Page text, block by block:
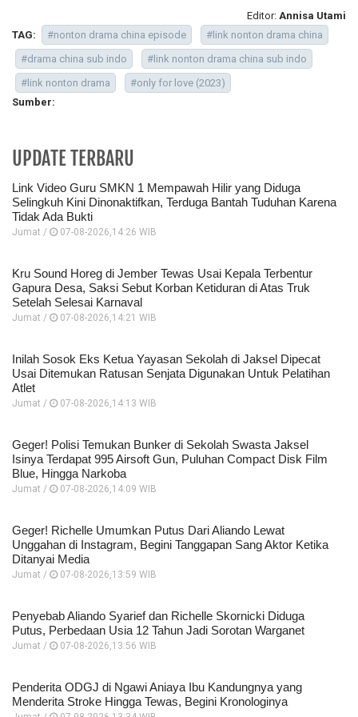
Editor: Annisa Utami
TAG:
#nonton drama china episode
#link nonton drama china
#drama china sub indo
#link nonton drama china sub indo
#link nonton drama
#only for love (2023)
Sumber:
UPDATE TERBARU
Link Video Guru SMKN 1 Mempawah Hilir yang Diduga
Selingkuh Kini Dinonaktifkan, Terduga Bantah Tuduhan Karena
Tidak Ada Bukti
Jumat / 07-08-2026,14:26 WIB
Kru Sound Horeg di Jember Tewas Usai Kepala Terbentur
Gapura Desa, Saksi Sebut Korban Ketiduran di Atas Truk
Setelah Selesai Karnaval
Jumat / 07-08-2026,14:21 WIB
Inilah Sosok Eks Ketua Yayasan Sekolah di Jaksel Dipecat
Usai Ditemukan Ratusan Senjata Digunakan Untuk Pelatihan
Atlet
Jumat / 07-08-2026,14:13 WIB
Geger! Polisi Temukan Bunker di Sekolah Swasta Jaksel
Isinya Terdapat 995 Airsoft Gun, Puluhan Compact Disk Film
Blue, Hingga Narkoba
Jumat / 07-08-2026,14:09 WIB
Geger! Richelle Umumkan Putus Dari Aliando Lewat
Unggahan di Instagram, Begini Tanggapan Sang Aktor Ketika
Ditanyai Media
Jumat / 07-08-2026,13:59 WIB
Penyebab Aliando Syarief dan Richelle Skornicki Diduga
Putus, Perbedaan Usia 12 Tahun Jadi Sorotan Warganet
Jumat / 07-08-2026,13:56 WIB
Penderita ODGJ di Ngawi Aniaya Ibu Kandungnya yang
Menderita Stroke Hingga Tewas, Begini Kronologinya